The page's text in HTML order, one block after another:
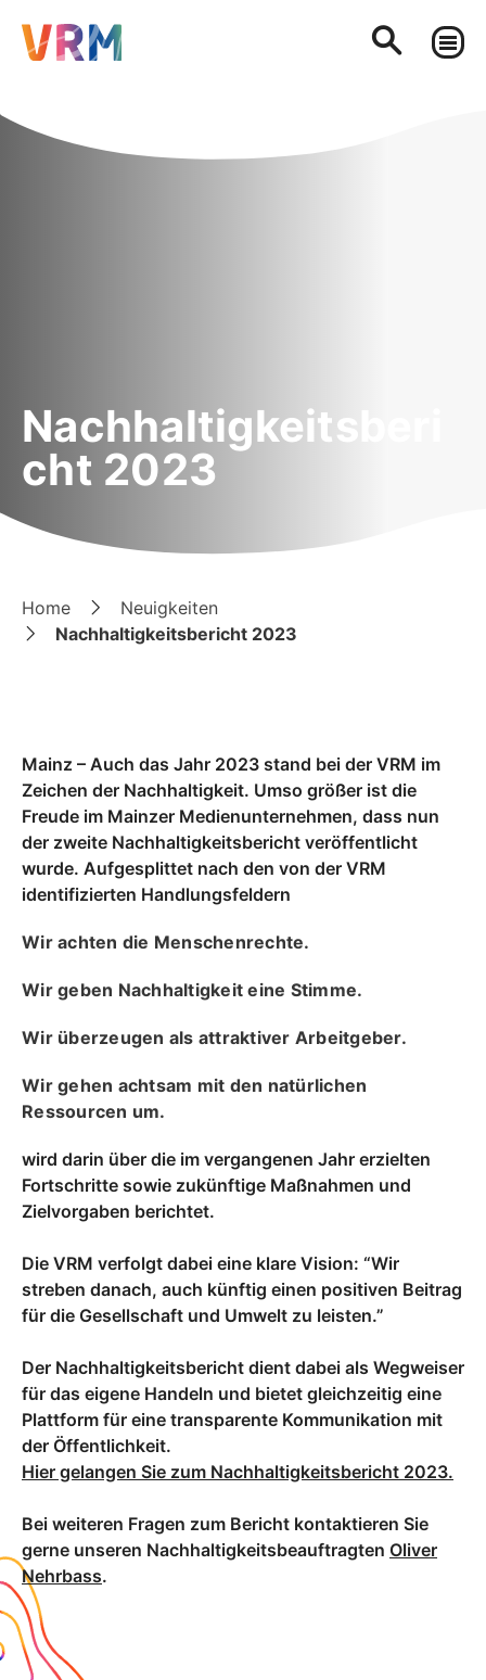
Nachhaltigkeitsberi
cht 2023
Home
Neuigkeiten
Nachhaltigkeitsbericht 2023
Mainz – Auch das Jahr 2023 stand bei der VRM im
Zeichen der Nachhaltigkeit. Umso größer ist die
Freude im Mainzer Medienunternehmen, dass nun
der zweite Nachhaltigkeitsbericht veröffentlicht
wurde. Aufgesplittet nach den von der VRM
identifizierten Handlungsfeldern
Wir achten die Menschenrechte.
Wir geben Nachhaltigkeit eine Stimme.
Wir überzeugen als attraktiver Arbeitgeber.
Wir gehen achtsam mit den natürlichen
Ressourcen um.
wird darin über die im vergangenen Jahr erzielten
Fortschritte sowie zukünftige Maßnahmen und
Zielvorgaben berichtet.
Die VRM verfolgt dabei eine klare Vision: “Wir
streben danach, auch künftig einen positiven Beitrag
für die Gesellschaft und Umwelt zu leisten.”
Der Nachhaltigkeitsbericht dient dabei als Wegweiser
für das eigene Handeln und bietet gleichzeitig eine
Plattform für eine transparente Kommunikation mit
der Öffentlichkeit.
Hier gelangen Sie zum Nachhaltigkeitsbericht 2023.
Bei weiteren Fragen zum Bericht kontaktieren Sie
gerne unseren Nachhaltigkeitsbeauftragten Oliver
Nehrbass.